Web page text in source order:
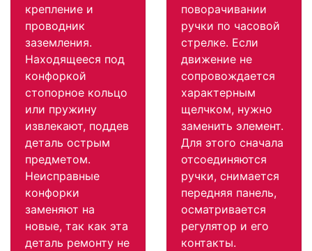
крепление и
проводник
заземления.
Находящееся под
конфоркой
стопорное кольцо
или пружину
извлекают, поддев
деталь острым
предметом.
Неисправные
конфорки
заменяют на
новые, так как эта
деталь ремонту не
поворачивании
ручки по часовой
стрелке. Если
движение не
сопровождается
характерным
щелчком, нужно
заменить элемент.
Для этого сначала
отсоединяются
ручки, снимается
передняя панель,
осматривается
регулятор и его
контакты.